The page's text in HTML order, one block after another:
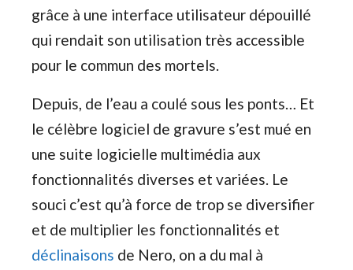
grâce à une interface utilisateur dépouillé
qui rendait son utilisation très accessible
pour le commun des mortels.
Depuis, de l’eau a coulé sous les ponts… Et
le célèbre logiciel de gravure s’est mué en
une suite logicielle multimédia aux
fonctionnalités diverses et variées. Le
souci c’est qu’à force de trop se diversifier
et de multiplier les fonctionnalités et
déclinaisons de Nero, on a du mal à